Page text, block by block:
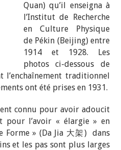
Quan) qu’il enseigna à
l’Institut de Recherche
en Culture Physique
de Pékin (Beijing) entre
1914 et 1928. Les
photos ci-dessous de
l’enchaînement traditionnel
ont été prises en 1931.
connu pour avoir adoucit
pour l’avoir « élargie » en
Forme » (Da Jia 大架) dans
et les pas sont plus larges